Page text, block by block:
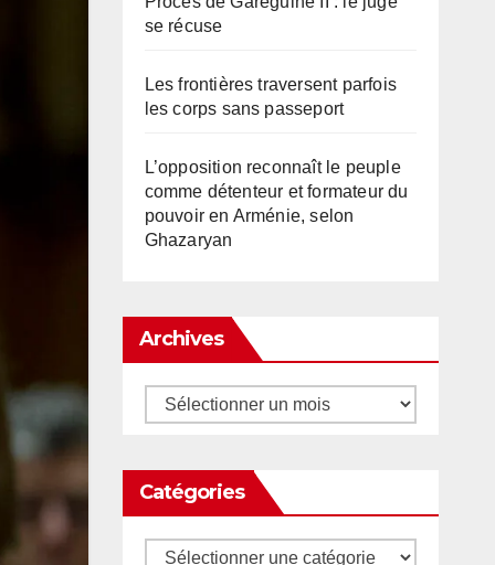
se récuse
Les frontières traversent parfois
les corps sans passeport
L’opposition reconnaît le peuple
comme détenteur et formateur du
pouvoir en Arménie, selon
Ghazaryan
Archives
Archives
Catégories
Catégories